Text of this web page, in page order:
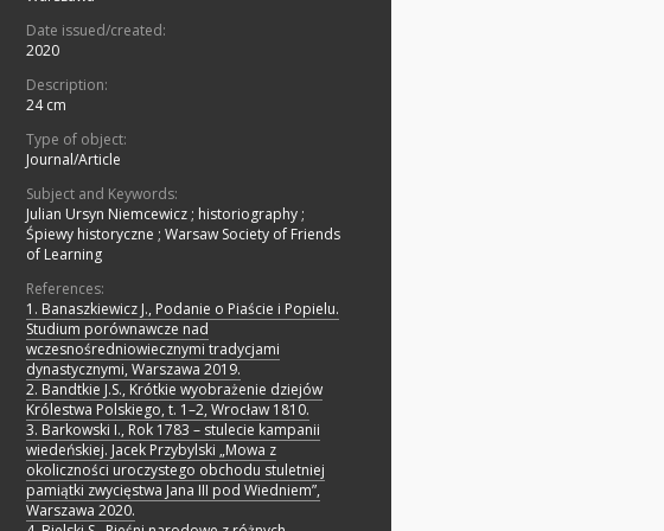
Date issued/created:
2020
Description:
24 cm
Type of object:
Journal/Article
Subject and Keywords:
Julian Ursyn Niemcewicz ; historiography ;
Śpiewy historyczne ; Warsaw Society of Friends
of Learning
References:
1. Banaszkiewicz J., Podanie o Piaście i Popielu.
Studium porównawcze nad
wczesnośredniowiecznymi tradycjami
dynastycznymi, Warszawa 2019.
2. Bandtkie J.S., Krótkie wyobrażenie dziejów
Królestwa Polskiego, t. 1–2, Wrocław 1810.
3. Barkowski I., Rok 1783 – stulecie kampanii
wiedeńskiej. Jacek Przybylski „Mowa z
okoliczności uroczystego obchodu stuletniej
pamiątki zwycięstwa Jana III pod Wiedniem”,
Warszawa 2020.